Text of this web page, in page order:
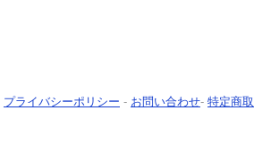
プライバシーポリシー - お問い合わせ- 特定商